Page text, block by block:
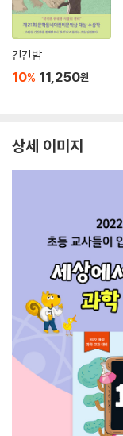
긴긴밤
10% 11,250원
상세 이미지